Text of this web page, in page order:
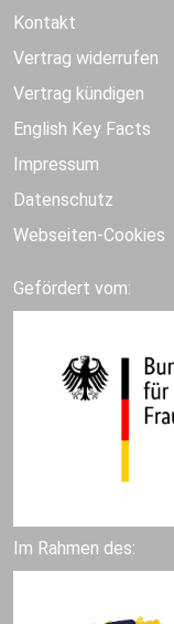
Kontakt
Vertrag widerrufen
Vertrag kündigen
English Key Facts
Impressum
Datenschutz
Webseiten-Cookies
Gefördert vom:
Im Rahmen des: